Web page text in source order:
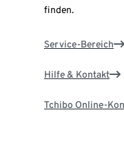
finden.
Service-Bereich
Hilfe & Kontakt
Tchibo Online-